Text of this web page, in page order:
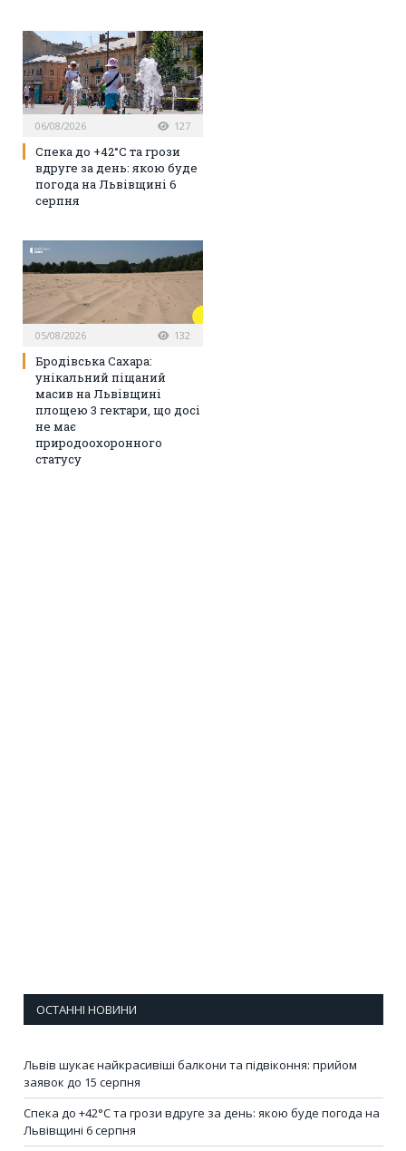
06/08/2026 127
Спека до +42°C та грози
вдруге за день: якою буде
погода на Львівщині 6
серпня
05/08/2026 132
Бродівська Сахара:
унікальний піщаний
масив на Львівщині
площею 3 гектари, що досі
не має
природоохоронного
статусу
ОСТАННІ НОВИНИ
Львів шукає найкрасивіші балкони та підвіконня: прийом
заявок до 15 серпня
Спека до +42°C та грози вдруге за день: якою буде погода на
Львівщині 6 серпня